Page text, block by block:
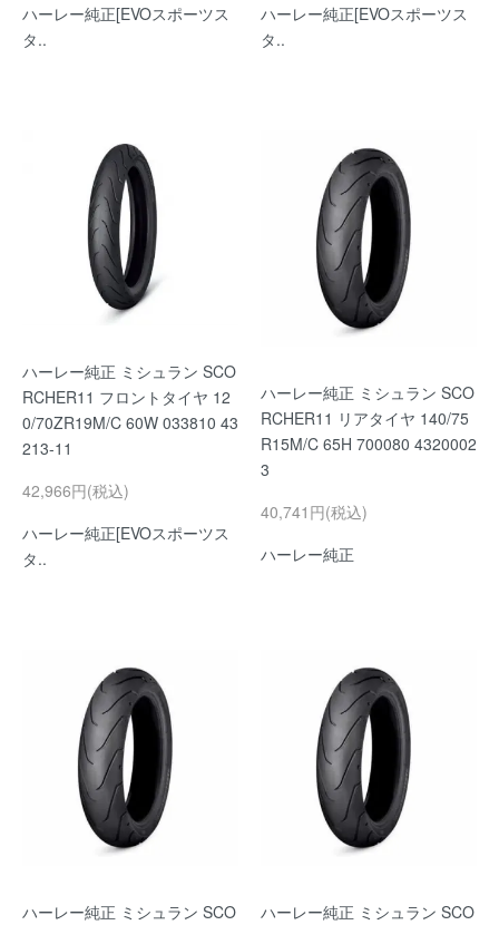
ハーレー純正[EVOスポーツス
タ..
ハーレー純正[EVOスポーツス
タ..
ハーレー純正 ミシュラン SCO
RCHER11 フロントタイヤ 12
0/70ZR19M/C 60W 033810 43
213-11
42,966円(税込)
ハーレー純正[EVOスポーツス
タ..
ハーレー純正 ミシュラン SCO
RCHER11 リアタイヤ 140/75
R15M/C 65H 700080 4320002
3
40,741円(税込)
ハーレー純正
ハーレー純正 ミシュラン SCO
ハーレー純正 ミシュラン SCO